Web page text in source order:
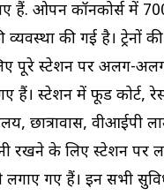
हैं. ओपन कॉनकोर्स में
व्यवस्था की गई है। ट्रेनों
पूरे स्टेशन पर अलग-
हैं। स्टेशन में फूड कोर्ट,
छात्रावास, वीआईपी
रखने के लिए स्टेशन पर
लगाए गए हैं। इन सभी